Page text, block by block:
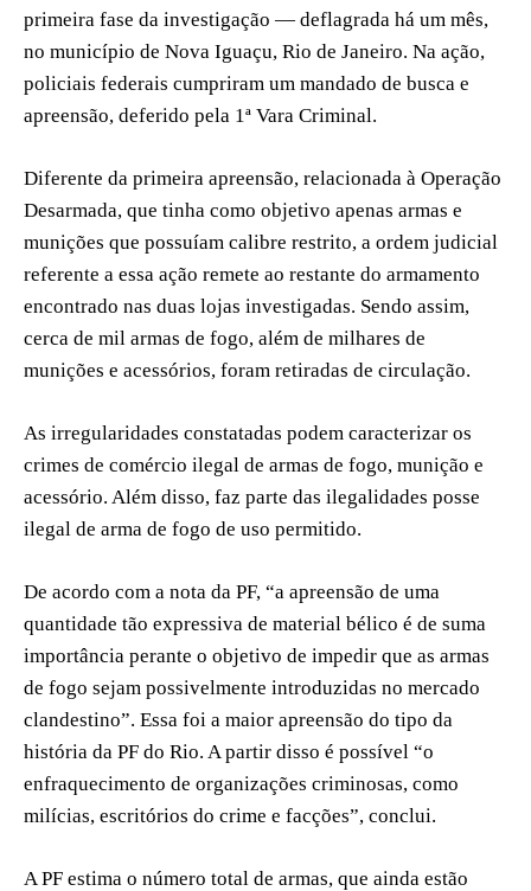
primeira fase da investigação — deflagrada há um mês,
no município de Nova Iguaçu, Rio de Janeiro. Na ação,
policiais federais cumpriram um mandado de busca e
apreensão, deferido pela 1ª Vara Criminal.
Diferente da primeira apreensão, relacionada à Operação
Desarmada, que tinha como objetivo apenas armas e
munições que possuíam calibre restrito, a ordem judicial
referente a essa ação remete ao restante do armamento
encontrado nas duas lojas investigadas. Sendo assim,
cerca de mil armas de fogo, além de milhares de
munições e acessórios, foram retiradas de circulação.
As irregularidades constatadas podem caracterizar os
crimes de comércio ilegal de armas de fogo, munição e
acessório. Além disso, faz parte das ilegalidades posse
ilegal de arma de fogo de uso permitido.
De acordo com a nota da PF, “a apreensão de uma
quantidade tão expressiva de material bélico é de suma
importância perante o objetivo de impedir que as armas
de fogo sejam possivelmente introduzidas no mercado
clandestino”. Essa foi a maior apreensão do tipo da
história da PF do Rio. A partir disso é possível “o
enfraquecimento de organizações criminosas, como
milícias, escritórios do crime e facções”, conclui.
A PF estima o número total de armas, que ainda estão